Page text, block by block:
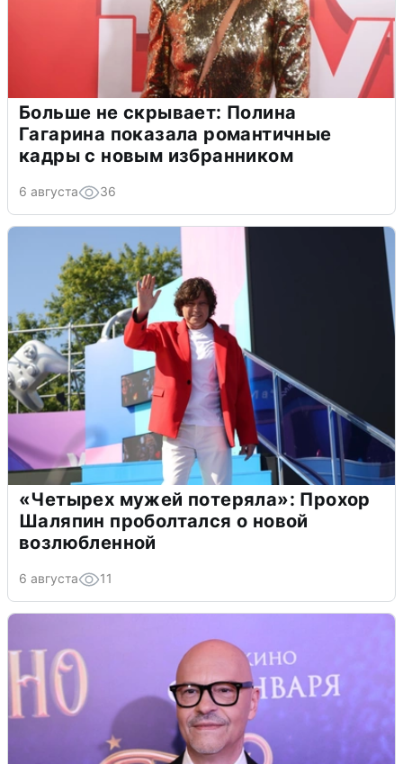
Больше не скрывает: Полина
Гагарина показала романтичные
кадры с новым избранником
6 августа 36
«Четырех мужей потеряла»: Прохор
Шаляпин проболтался о новой
возлюбленной
6 августа 11